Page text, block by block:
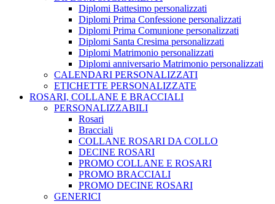
Diplomi Battesimo personalizzati
Diplomi Prima Confessione personalizzati
Diplomi Prima Comunione personalizzati
Diplomi Santa Cresima personalizzati
Diplomi Matrimonio personalizzati
Diplomi anniversario Matrimonio personalizzati
CALENDARI PERSONALIZZATI
ETICHETTE PERSONALIZZATE
ROSARI, COLLANE E BRACCIALI
PERSONALIZZABILI
Rosari
Bracciali
COLLANE ROSARI DA COLLO
DECINE ROSARI
PROMO COLLANE E ROSARI
PROMO BRACCIALI
PROMO DECINE ROSARI
GENERICI